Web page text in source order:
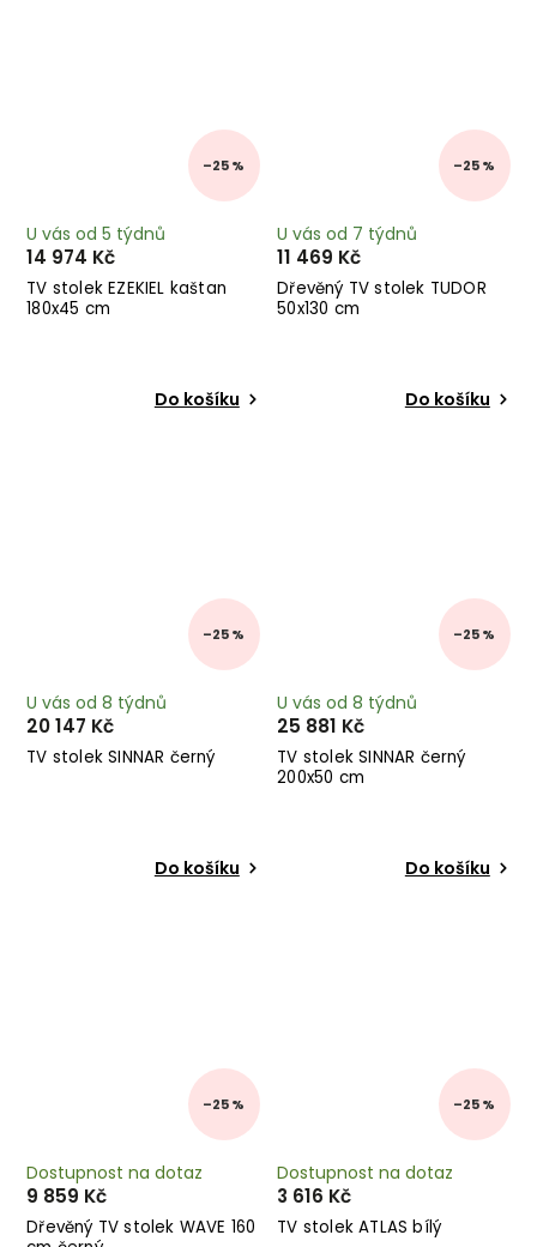
–25 %
TV stolek EZEKIEL kaštan
180x45 cm
U vás od 5 týdnů
14 974 Kč
Do košíku
–25 %
Dřevěný TV stolek TUDOR
50x130 cm
U vás od 7 týdnů
11 469 Kč
Do košíku
–25 %
TV stolek SINNAR černý
U vás od 8 týdnů
20 147 Kč
Do košíku
–25 %
TV stolek SINNAR černý
200x50 cm
U vás od 8 týdnů
25 881 Kč
Do košíku
–25 %
Dřevěný TV stolek WAVE 160
Dostupnost na dotaz
9 859 Kč
–25 %
TV stolek ATLAS bílý
Dostupnost na dotaz
3 616 Kč